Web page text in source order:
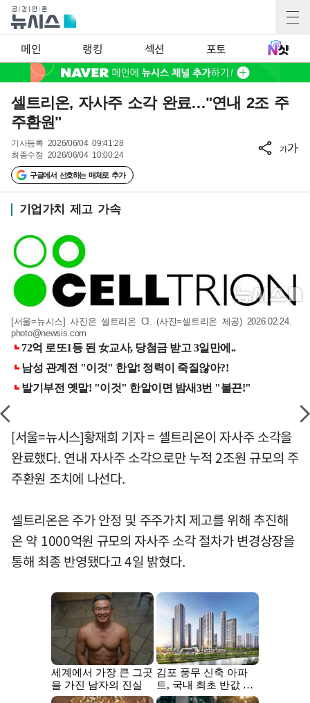
메인 랭킹 섹션 포토
셀트리온, 자사주 소각 완료…"연내 2조 주
주환원"
기사등록 2026/06/04 09:41:28
최종수정 2026/06/04 10:00:24
구글에서 선호하는 매체로 추가
가가
기업가치 제고 가속
[서울=뉴시스] 사진은 셀트리온 CI. (사진=셀트리온 제공) 2026.02.24.
photo@newsis.com
[서울=뉴시스]황재희 기자 = 셀트리온이 자사주 소각을
완료했다. 연내 자사주 소각으로만 누적 2조원 규모의 주
주환원 조치에 나선다.
셀트리온은 주가 안정 및 주주가치 제고를 위해 추진해
온 약 1000억원 규모의 자사주 소각 절차가 변경상장을
통해 최종 반영됐다고 4일 밝혔다.